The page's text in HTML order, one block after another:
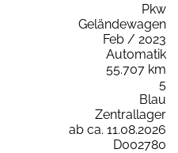
Pkw
Geländewagen
Feb / 2023
Automatik
55.707 km
5
Blau
Zentrallager
ab ca. 11.08.2026
D002780